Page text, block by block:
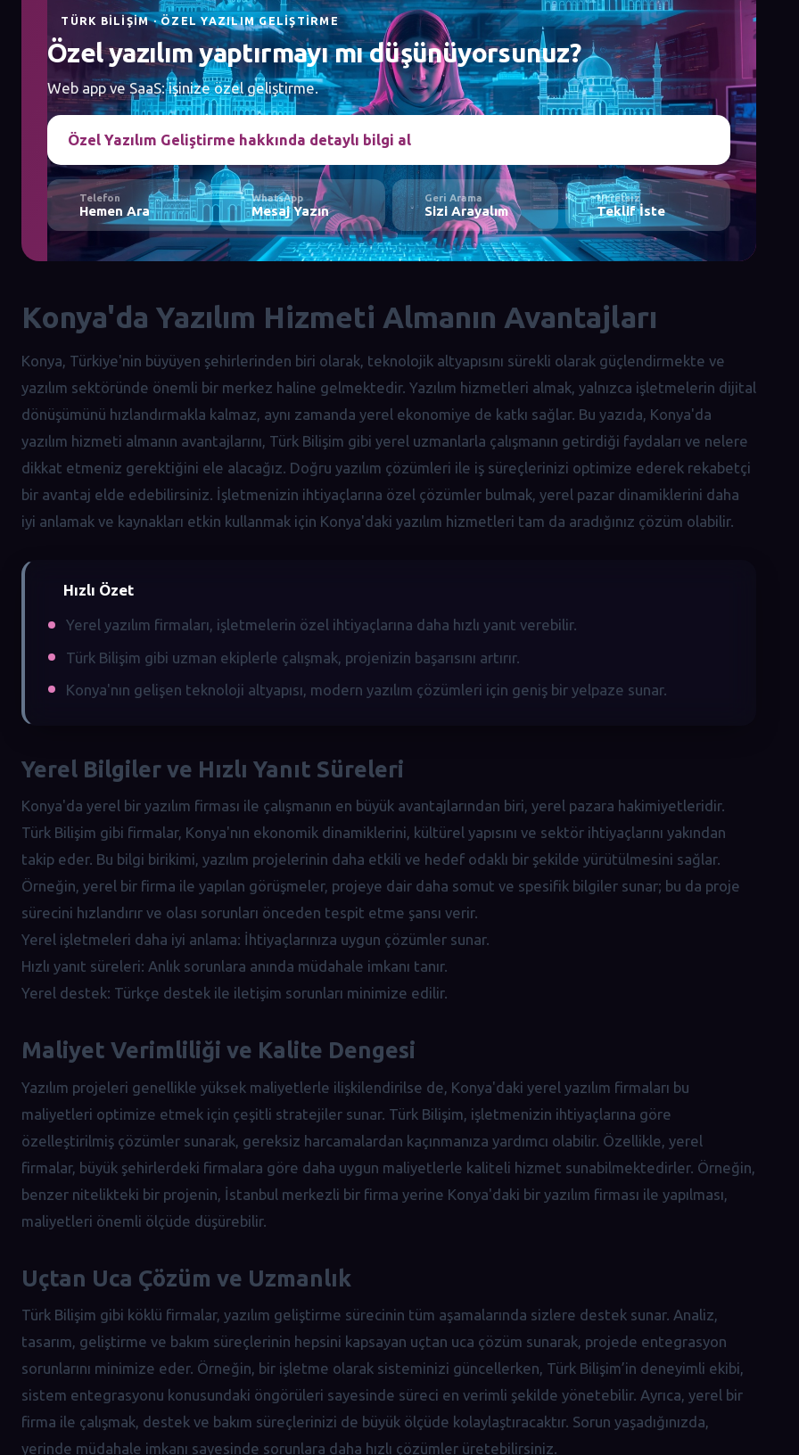
TÜRK BILIŞIM · ÖZEL YAZILIM GELIŞTIRME
Özel yazılım yaptırmayı mı düşünüyorsunuz?
Web app ve SaaS: işinize özel geliştirme.
Özel Yazılım Geliştirme hakkında detaylı bilgi al
Telefon
Hemen Ara
WhatsApp
Mesaj Yazın
Geri Arama
Sizi Arayalım
Ücretsiz
Teklif İste
Konya'da Yazılım Hizmeti Almanın Avantajları
Konya, Türkiye'nin büyüyen şehirlerinden biri olarak, teknolojik altyapısını sürekli olarak güçlendirmekte ve
yazılım sektöründe önemli bir merkez haline gelmektedir. Yazılım hizmetleri almak, yalnızca işletmelerin dijital
dönüşümünü hızlandırmakla kalmaz, aynı zamanda yerel ekonomiye de katkı sağlar. Bu yazıda, Konya'da
yazılım hizmeti almanın avantajlarını, Türk Bilişim gibi yerel uzmanlarla çalışmanın getirdiği faydaları ve nelere
dikkat etmeniz gerektiğini ele alacağız. Doğru yazılım çözümleri ile iş süreçlerinizi optimize ederek rekabetçi
bir avantaj elde edebilirsiniz. İşletmenizin ihtiyaçlarına özel çözümler bulmak, yerel pazar dinamiklerini daha
iyi anlamak ve kaynakları etkin kullanmak için Konya'daki yazılım hizmetleri tam da aradığınız çözüm olabilir.
Hızlı Özet
Yerel yazılım firmaları, işletmelerin özel ihtiyaçlarına daha hızlı yanıt verebilir.
Türk Bilişim gibi uzman ekiplerle çalışmak, projenizin başarısını artırır.
Konya'nın gelişen teknoloji altyapısı, modern yazılım çözümleri için geniş bir yelpaze sunar.
Yerel Bilgiler ve Hızlı Yanıt Süreleri
Konya'da yerel bir yazılım firması ile çalışmanın en büyük avantajlarından biri, yerel pazara hakimiyetleridir.
Türk Bilişim gibi firmalar, Konya'nın ekonomik dinamiklerini, kültürel yapısını ve sektör ihtiyaçlarını yakından
takip eder. Bu bilgi birikimi, yazılım projelerinin daha etkili ve hedef odaklı bir şekilde yürütülmesini sağlar.
Örneğin, yerel bir firma ile yapılan görüşmeler, projeye dair daha somut ve spesifik bilgiler sunar; bu da proje
sürecini hızlandırır ve olası sorunları önceden tespit etme şansı verir.
Yerel işletmeleri daha iyi anlama: İhtiyaçlarınıza uygun çözümler sunar.
Hızlı yanıt süreleri: Anlık sorunlara anında müdahale imkanı tanır.
Yerel destek: Türkçe destek ile iletişim sorunları minimize edilir.
Maliyet Verimliliği ve Kalite Dengesi
Yazılım projeleri genellikle yüksek maliyetlerle ilişkilendirilse de, Konya'daki yerel yazılım firmaları bu
maliyetleri optimize etmek için çeşitli stratejiler sunar. Türk Bilişim, işletmenizin ihtiyaçlarına göre
özelleştirilmiş çözümler sunarak, gereksiz harcamalardan kaçınmanıza yardımcı olabilir. Özellikle, yerel
firmalar, büyük şehirlerdeki firmalara göre daha uygun maliyetlerle kaliteli hizmet sunabilmektedirler. Örneğin,
benzer nitelikteki bir projenin, İstanbul merkezli bir firma yerine Konya'daki bir yazılım firması ile yapılması,
maliyetleri önemli ölçüde düşürebilir.
Uçtan Uca Çözüm ve Uzmanlık
Türk Bilişim gibi köklü firmalar, yazılım geliştirme sürecinin tüm aşamalarında sizlere destek sunar. Analiz,
tasarım, geliştirme ve bakım süreçlerinin hepsini kapsayan uçtan uca çözüm sunarak, projede entegrasyon
sorunlarını minimize eder. Örneğin, bir işletme olarak sisteminizi güncellerken, Türk Bilişim’in deneyimli ekibi,
sistem entegrasyonu konusundaki öngörüleri sayesinde süreci en verimli şekilde yönetebilir. Ayrıca, yerel bir
firma ile çalışmak, destek ve bakım süreçlerinizi de büyük ölçüde kolaylaştıracaktır. Sorun yaşadığınızda,
yerinde müdahale imkanı sayesinde sorunlara daha hızlı çözümler üretebilirsiniz.